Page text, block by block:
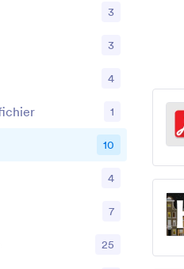
3
3
4
1
10
4
7
25